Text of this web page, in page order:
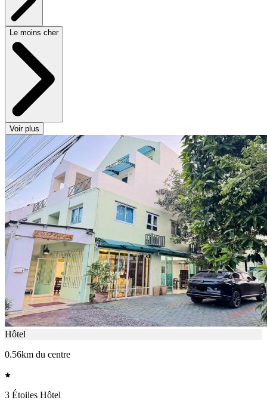
Le moins cher
Voir plus
Hôtel
0.56km du centre
3 Étoiles Hôtel